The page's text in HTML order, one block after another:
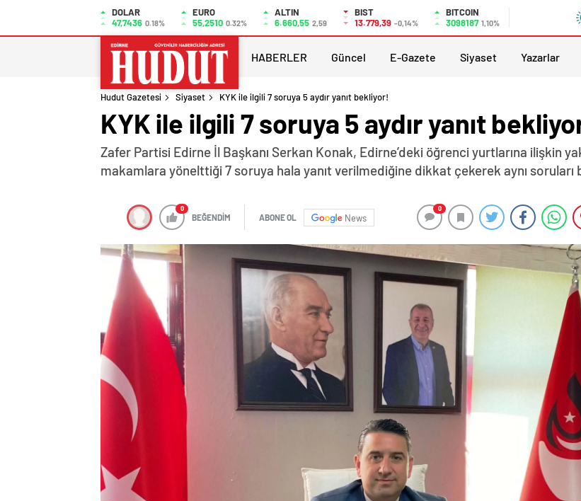
DOLAR
47,7436 0.18%
EURO
55,2510 0.32%
ALTIN
6.660,55 2,59
BIST
13.779,39 -0,14%
BITCOIN
3098187 1,10%
HABERLER Güncel E-Gazete Siyaset Yazarlar
Hudut Gazetesi Siyaset KYK ile ilgili 7 soruya 5 aydır yanıt bekliyor!
KYK ile ilgili 7 soruya 5 aydır yanıt
Zafer Partisi Edirne İl Başkanı Serkan Konak, Edirne’deki öğrenci yurtlarına ilişkin
makamlara yönelttiği 7 soruya hala yanıt verilmediğine dikkat çekerek aynı
0
BEĞENDİM ABONE OL News
0